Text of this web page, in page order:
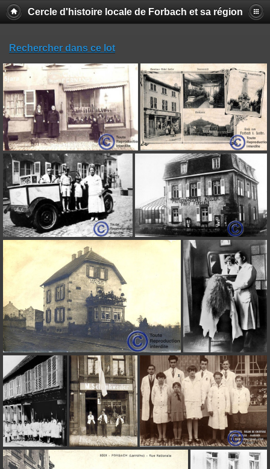
Cercle d'histoire locale de Forbach et sa région
Rechercher dans ce lot